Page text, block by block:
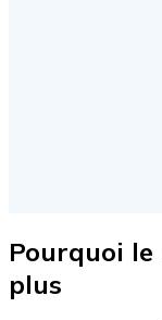
Pourquoi
plus